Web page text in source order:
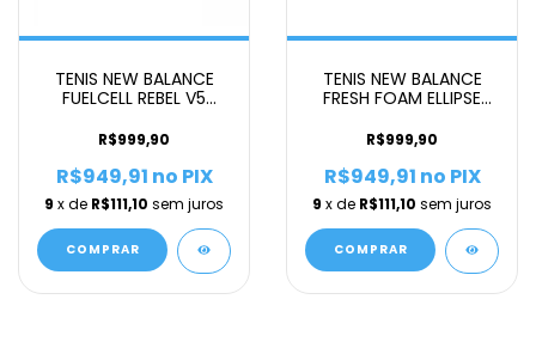
TENIS NEW BALANCE
FUELCELL REBEL V5
R$999,90
9 x de R$111,10 sem juros
R$949,91 no PIX
COMPRAR
TENIS NEW BALANCE
FRESH FOAM ELLIPSE
R$999,90
9 x de R$111,10 sem juros
R$949,91 no PIX
COMPRAR